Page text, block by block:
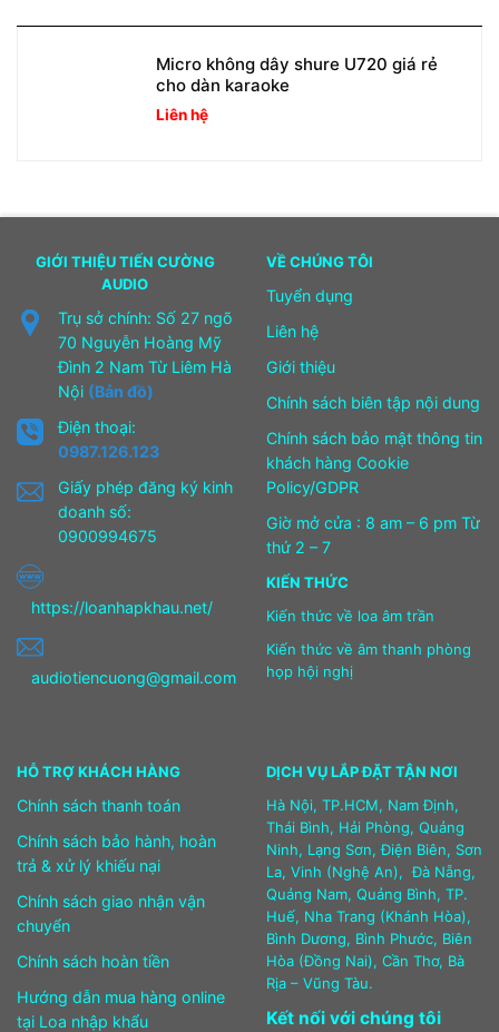
Micro không dây shure U720 giá rẻ
cho dàn karaoke
Liên hệ
GIỚI THIỆU TIẾN CƯỜNG
AUDIO
Trụ sở chính: Số 27 ngõ
70 Nguyễn Hoàng Mỹ
Đình 2 Nam Từ Liêm Hà
Nội (Bản đồ)
Điện thoại:
0987.126.123
Giấy phép đăng ký kinh
doanh số:
0900994675
https://loanhapkhau.net/
audiotiencuong@gmail.com
VỀ CHÚNG TÔI
Tuyển dụng
Liên hệ
Giới thiệu
Chính sách biên tập nội dung
Chính sách bảo mật thông tin
khách hàng Cookie
Policy/GDPR
Giờ mở cửa : 8 am – 6 pm Từ
thứ 2 – 7
KIẾN THỨC
Kiến thức về loa âm trần
Kiến thức về âm thanh phòng
họp hội nghị
HỖ TRỢ KHÁCH HÀNG
Chính sách thanh toán
Chính sách bảo hành, hoàn
trả & xử lý khiếu nại
Chính sách giao nhận vận
chuyển
Chính sách hoàn tiền
Hướng dẫn mua hàng online
tại Loa nhập khẩu
DỊCH VỤ LẮP ĐẶT TẬN NƠI
Hà Nội, TP.HCM, Nam Định,
Thái Bình, Hải Phòng, Quảng
Ninh, Lạng Sơn, Điện Biên, Sơn
La, Vinh (Nghệ An), Đà Nẵng,
Quảng Nam, Quảng Bình, TP.
Huế, Nha Trang (Khánh Hòa),
Bình Dương, Bình Phước, Biên
Hòa (Đồng Nai), Cần Thơ, Bà
Rịa – Vũng Tàu.
Kết nối với chúng tôi